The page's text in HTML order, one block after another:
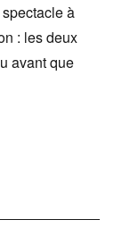
à
: les deux
avant que